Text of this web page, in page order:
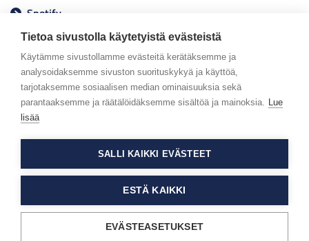
Tietoa sivustolla käytetyistä evästeistä
Käytämme sivustollamme evästeitä kerätäksemme ja
analysoidaksemme sivuston suorituskykyä ja käyttöä,
tarjotaksemme sosiaalisen median ominaisuuksia sekä
parantaaksemme ja räätälöidäksemme sisältöä ja mainoksia. Lue
lisää
SALLI KAIKKI EVÄSTEET
ESTÄ KAIKKI
EVÄSTEASETUKSET
Spotify